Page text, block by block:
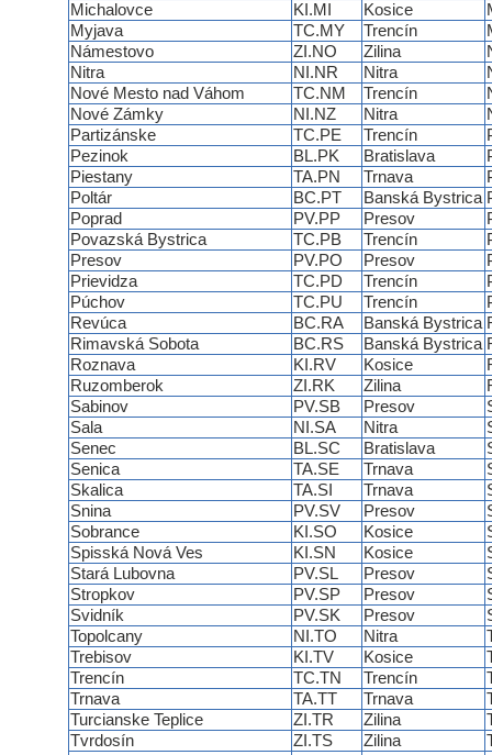
Michalovce
KI.MI Kosice
Myjava
TC.MY Trencín
Námestovo
ZI.NO Zilina
Nitra
NI.NR Nitra
Nové Mesto nad Váhom
TC.NM Trencín
Nové Zámky
NI.NZ Nitra
Partizánske
TC.PE Trencín
Pezinok
BL.PK Bratislava
Piestany
TA.PN Trnava
Poltár
BC.PT Banská Bystrica
Poprad
PV.PP Presov
Povazská Bystrica
TC.PB Trencín
Presov
PV.PO Presov
Prievidza
TC.PD Trencín
Púchov
TC.PU Trencín
Revúca
BC.RA Banská Bystrica
Rimavská Sobota
BC.RS Banská Bystrica
Roznava
KI.RV Kosice
Ruzomberok
ZI.RK Zilina
Sabinov
PV.SB Presov
Sala
NI.SA Nitra
Senec
BL.SC Bratislava
Senica
TA.SE Trnava
Skalica
TA.SI Trnava
Snina
PV.SV Presov
Sobrance
KI.SO Kosice
Spisská Nová Ves
KI.SN Kosice
Stará Lubovna
PV.SL Presov
Stropkov
PV.SP Presov
Svidník
PV.SK Presov
Topolcany
NI.TO Nitra
Trebisov
KI.TV Kosice
Trencín
TC.TN Trencín
Trnava
TA.TT Trnava
Turcianske Teplice
ZI.TR Zilina
Tvrdosín
ZI.TS Zilina